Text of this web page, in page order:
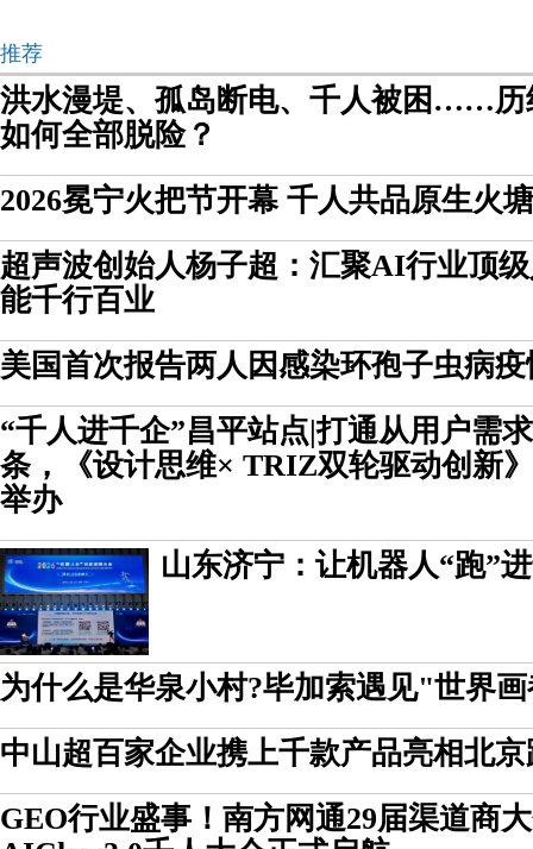
推荐
洪水漫堤、孤岛断电、千人被困……历
如何全部脱险？
2026冕宁火把节开幕 千人共品原生火
超声波创始人杨子超：汇聚AI行业顶
能千行百业
美国首次报告两人因感染环孢子虫病
“千人进千企”昌平站点|打通从用户需
条，《设计思维× TRIZ双轮驱动创新
举办
山东济宁：让机器人“跑”
为什么是华泉小村?毕加索遇见"世界
中山超百家企业携上千款产品亮相北京
GEO行业盛事！南方网通29届渠道商